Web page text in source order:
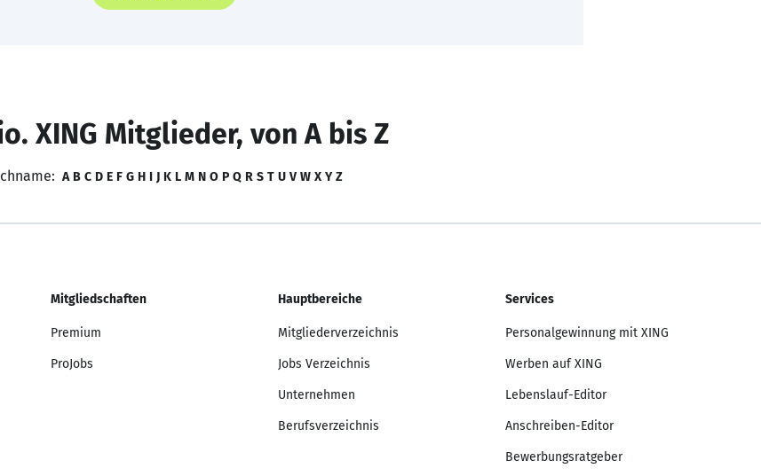
XING Mitglieder, von A bis Z
A B C D E F G H I J K L M N O P Q R S T U V W X Y Z
Mitgliedschaften
Premium
ProJobs
Hauptbereiche
Mitgliederverzeichnis
Jobs Verzeichnis
Unternehmen
Berufsverzeichnis
Services
Personalgewinnung mit XING
Werben auf XING
Lebenslauf-Editor
Anschreiben-Editor
Bewerbungsratgeber